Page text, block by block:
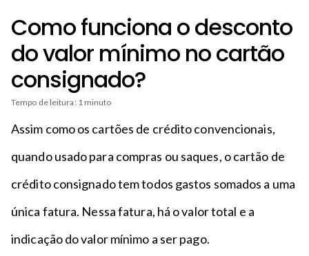
o
r
i
n
c
a
o
o
d
a
p
é
a
s
o
Como funciona o desconto
do valor mínimo no cartão
consignado?
Tempo de leitura: 1 minuto
Assim como os cartões de crédito convencionais,
quando usado para compras ou saques, o cartão de
crédito consignado tem todos gastos somados a uma
única fatura. Nessa fatura, há o valor total e a
indicação do valor mínimo a ser pago.